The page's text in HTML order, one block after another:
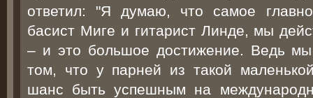
ответил: "Я думаю, что самое
басист Миге и гитарист Линде, мы
– и это большое достижение. Ведь
том, что у парней из такой
шанс быть успешным на